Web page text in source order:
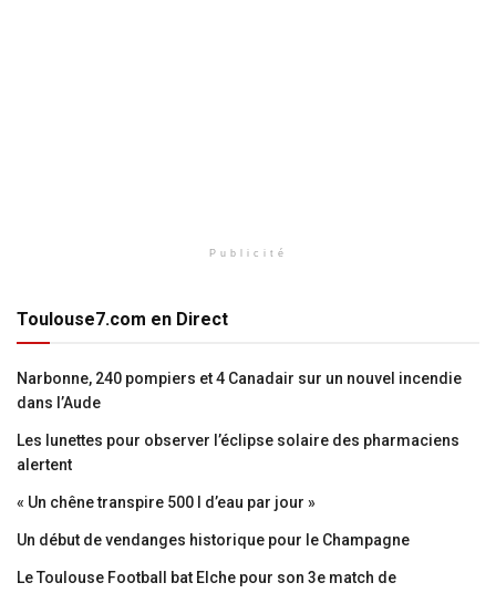
Publicité
Toulouse7.com en Direct
Narbonne, 240 pompiers et 4 Canadair sur un nouvel incendie
dans l’Aude
Les lunettes pour observer l’éclipse solaire des pharmaciens
alertent
« Un chêne transpire 500 l d’eau par jour »
Un début de vendanges historique pour le Champagne
Le Toulouse Football bat Elche pour son 3e match de